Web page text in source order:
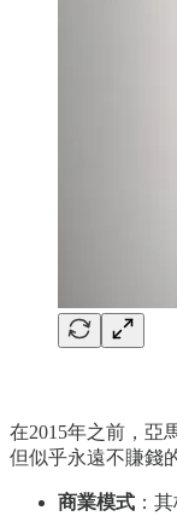
在2015年之前，亞
但似乎永遠不賺錢
商業模式 ：